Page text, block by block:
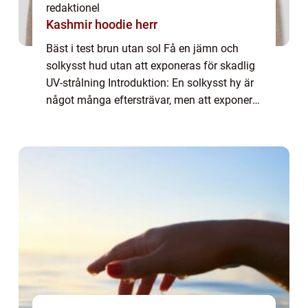
redaktionel
Kashmir hoodie herr
Bäst i test brun utan sol Få en jämn och
solkysst hud utan att exponeras för skadlig
UV-strålning Introduktion: En solkysst hy är
något många eftersträvar, men att exponera